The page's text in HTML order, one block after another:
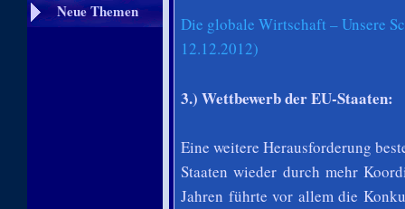
Neue Themen
Die globale Wirtschaft – Unsere
12.12.2012)
3.) Wettbewerb der EU-Staaten:
Eine weitere Herausforderung
Staaten wieder durch mehr
Jahren führte vor allem die